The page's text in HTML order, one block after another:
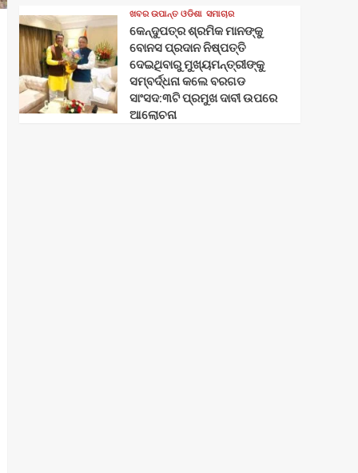
ଖବର ଉପାନ୍ତ ଓଡିଶା ସମାଚାର
କେନ୍ଦୁପତ୍ର ଶ୍ରମିକ ମାନଙ୍କୁ
ବୋନସ ପ୍ରଦାନ ନିଷ୍ପତ୍ତି
ଦେଇଥିବାରୁ ମୁଖ୍ୟମନ୍ତ୍ରୀଙ୍କୁ
ସମ୍ବର୍ଦ୍ଧନା କଲେ ବରଗଡ
ସାଂସଦ:୩ଟି ପ୍ରମୁଖ ଦାବୀ ଉପରେ
ଆଲୋଚନା